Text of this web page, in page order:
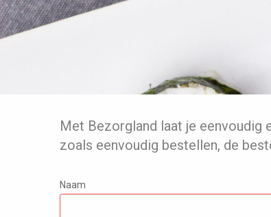
Met Bezorgland laat je eenvoudig
zoals eenvoudig bestellen, de
Naam